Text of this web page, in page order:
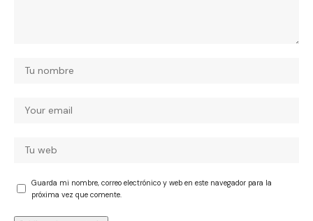
Guarda mi nombre, correo electrónico y web en este navegador para la
próxima vez que comente.